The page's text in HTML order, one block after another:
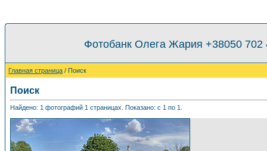
Фотобанк Олега Жария +38050
Главная страница / Поиск
Поиск
Найдено: 1 фотографий 1 страницах. Показано: с 1 по 1.